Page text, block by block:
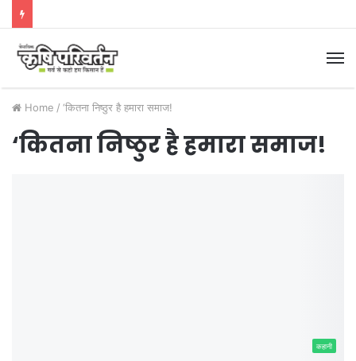
Home / ‘कितना निष्ठुर है हमारा समाज!
‘कितना निष्ठुर है हमारा समाज!
कहानी